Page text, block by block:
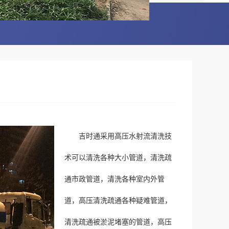
吉时通采用高压水射流清洗技
术可以清洗各种大小管道，清洗疏
通市政管道，清洗各种室内外管
道，高压清洗疏通各种疑难管道，
清洗疏通被淤泥堵塞的管道，高压